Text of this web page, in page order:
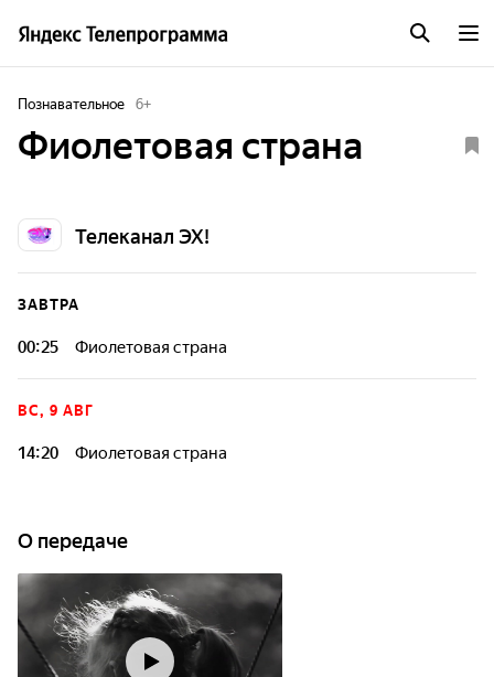
Познавательное 6+
Фиолетовая страна
Телеканал ЭХ!
ЗАВТРА
00:25 Фиолетовая страна
ВС, 9 АВГ
14:20 Фиолетовая страна
О передаче